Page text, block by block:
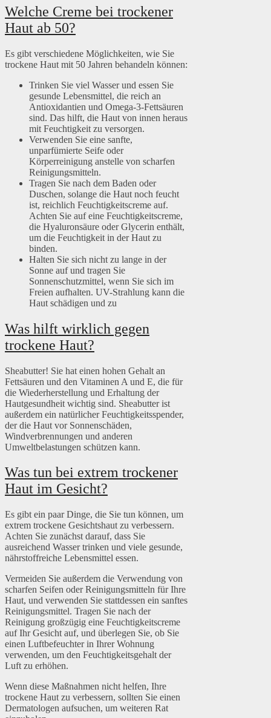
Welche Creme bei trockener
Haut ab 50?
Es gibt verschiedene Möglichkeiten, wie Sie
trockene Haut mit 50 Jahren behandeln können:
Trinken Sie viel Wasser und essen Sie
gesunde Lebensmittel, die reich an
Antioxidantien und Omega-3-Fettsäuren
sind. Das hilft, die Haut von innen heraus
mit Feuchtigkeit zu versorgen.
Verwenden Sie eine sanfte,
unparfümierte Seife oder
Körperreinigung anstelle von scharfen
Reinigungsmitteln.
Tragen Sie nach dem Baden oder
Duschen, solange die Haut noch feucht
ist, reichlich Feuchtigkeitscreme auf.
Achten Sie auf eine Feuchtigkeitscreme,
die Hyaluronsäure oder Glycerin enthält,
um die Feuchtigkeit in der Haut zu
binden.
Halten Sie sich nicht zu lange in der
Sonne auf und tragen Sie
Sonnenschutzmittel, wenn Sie sich im
Freien aufhalten. UV-Strahlung kann die
Haut schädigen und zu
Was hilft wirklich gegen
trockene Haut?
Sheabutter! Sie hat einen hohen Gehalt an
Fettsäuren und den Vitaminen A und E, die für
die Wiederherstellung und Erhaltung der
Hautgesundheit wichtig sind. Sheabutter ist
außerdem ein natürlicher Feuchtigkeitsspender,
der die Haut vor Sonnenschäden,
Windverbrennungen und anderen
Umweltbelastungen schützen kann.
Was tun bei extrem trockener
Haut im Gesicht?
Es gibt ein paar Dinge, die Sie tun können, um
extrem trockene Gesichtshaut zu verbessern.
Achten Sie zunächst darauf, dass Sie
ausreichend Wasser trinken und viele gesunde,
nährstoffreiche Lebensmittel essen.
Vermeiden Sie außerdem die Verwendung von
scharfen Seifen oder Reinigungsmitteln für Ihre
Haut, und verwenden Sie stattdessen ein sanftes
Reinigungsmittel. Tragen Sie nach der
Reinigung großzügig eine Feuchtigkeitscreme
auf Ihr Gesicht auf, und überlegen Sie, ob Sie
einen Luftbefeuchter in Ihrer Wohnung
verwenden, um den Feuchtigkeitsgehalt der
Luft zu erhöhen.
Wenn diese Maßnahmen nicht helfen, Ihre
trockene Haut zu verbessern, sollten Sie einen
Dermatologen aufsuchen, um weiteren Rat